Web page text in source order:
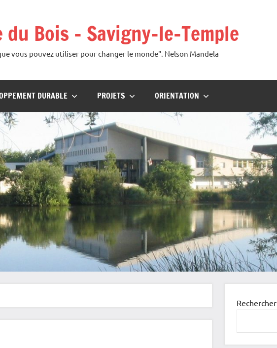
du Bois – Savigny-le-Temple
vous pouvez utiliser pour changer le monde". Nelson Mandela
DURABLE PROJETS ORIENTATION
Rechercher